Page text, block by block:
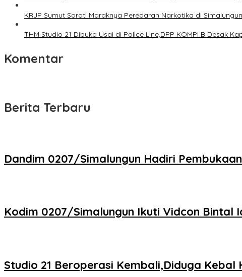
KRJP Sumut Soroti Maraknya Peredaran Narkotika di
THM Studio 21 Dibuka Usai di Police Line,DPP KOMPI B Desak
Komentar
Berita Terbaru
Dandim 0207/Simalungun Hadiri
Kodim 0207/Simalungun Ikuti Vidcon Bintal
Studio 21 Beroperasi Kembali,Diduga Kebal